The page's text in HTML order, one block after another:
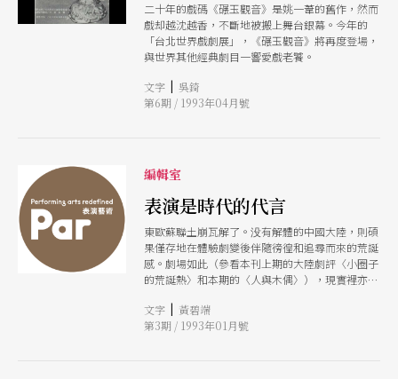
二十年的戲碼《碾玉觀音》是姚一葦的舊作，然而
戲却越沈越香，不斷地被搬上舞台銀幕。今年的
「台北世界戲劇展」，《碾玉觀音》將再度登場，
與世界其他經典劇目一響愛戲老饕。
文字 | 吳錡
第6期 / 1993年04月號
編輯室
表演是時代的代言
東歐蘇聯土崩瓦解了。没有解體的中國大陸，則碩
果僅存地在體驗劇變後伴隨徬徨和追尋而來的荒誕
感。劇場如此（參看本刊上期的大陸劇評〈小圈子
的荒誕熱〉和本期的〈人與木偶〉），現實裡亦莫
的熱血，今天紛紛成了爲資本主義利潤奔逐的熱
情。計程車的車窗上十之八九掛著「毛主席」的像
文字 | 黃碧端
第3期 / 1993年01月號